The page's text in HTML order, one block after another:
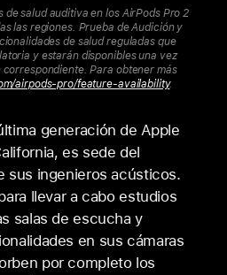
de salud auditiva en los AirPods Pro 2
las regiones. Prueba de Audición y
de salud reguladas que
y estarán disponibles una vez
Para obtener más
airpods-pro/feature-availability.
generación de Apple
es sede del
sus ingenieros acústicos.
llevar a cabo estudios
salas de escucha y
en sus cámaras
por completo los